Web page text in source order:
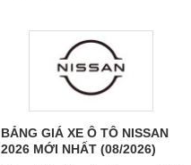
BẢNG GIÁ XE Ô TÔ NISSAN
2026 MỚI NHẤT (08/2026)